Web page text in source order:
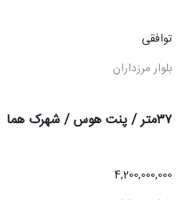
توافقی
بلوار مرزداران
۳۷متر / پنت هوس / شهرک هما
4,200,000,000